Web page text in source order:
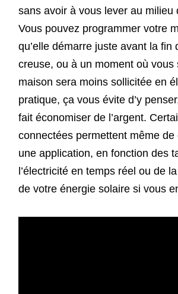
sans avoir à vous lever au milieu
Vous pouvez programmer votre
qu’elle démarre juste avant la fin
creuse, ou à un moment où vous
maison sera moins sollicitée en
pratique, ça vous évite d’y
fait économiser de l’argent.
connectées permettent même de
une application, en fonction des
l’électricité en temps réel ou de
de votre énergie solaire si vous